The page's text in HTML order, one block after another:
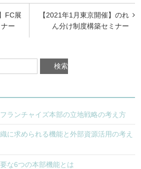
【2021年1月東京開催】のれ
ん分け制度構築セミナー
FC展
ー
ランチャイズ本部の立地戦略の考え方
に求められる機能と外部資源活用の考え
な6つの本部機能とは